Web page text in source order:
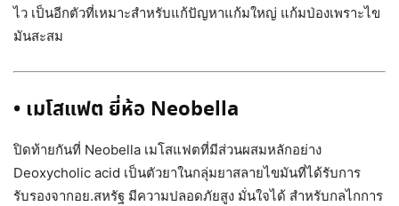
ไว เป็นอีกตัวที่เหมาะสำหรับแก้ปัญหาแก้มใหญ่ แก้มป่องเพราะไข
มันสะสม
• เมโสแฟต ยี่ห้อ Neobella
ปิดท้ายกันที่ Neobella เมโสแฟตที่มีส่วนผสมหลักอย่าง
Deoxycholic acid เป็นตัวยาในกลุ่มยาสลายไขมันที่ได้รับการ
รับรองจากอย.สหรัฐ มีความปลอดภัยสูง มั่นใจได้ สำหรับกลไกการ